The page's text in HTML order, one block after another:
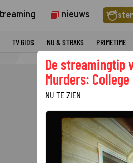
nieuws
TV GIDS NU & STRAKS PRIMETIME
De streamingtip
Murders:
NU TE ZIEN